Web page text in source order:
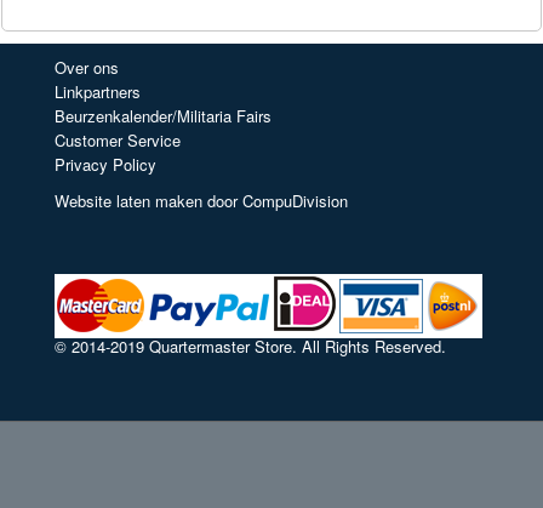
Over ons
Linkpartners
Beurzenkalender/Militaria Fairs
Customer Service
Privacy Policy
Website laten maken door CompuDivision
© 2014-2019 Quartermaster Store. All Rights Reserved.